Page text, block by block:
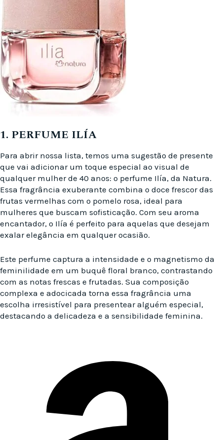
1. PERFUME ILÍA
Para abrir nossa lista, temos uma sugestão de presente
que vai adicionar um toque especial ao visual de
qualquer mulher de 40 anos: o perfume Ilía, da Natura.
Essa fragrância exuberante combina o doce frescor das
frutas vermelhas com o pomelo rosa, ideal para
mulheres que buscam sofisticação. Com seu aroma
encantador, o Ilía é perfeito para aquelas que desejam
exalar elegância em qualquer ocasião.
Este perfume captura a intensidade e o magnetismo da
feminilidade em um buquê floral branco, contrastando
com as notas frescas e frutadas. Sua composição
complexa e adocicada torna essa fragrância uma
escolha irresistível para presentear alguém especial,
destacando a delicadeza e a sensibilidade feminina.